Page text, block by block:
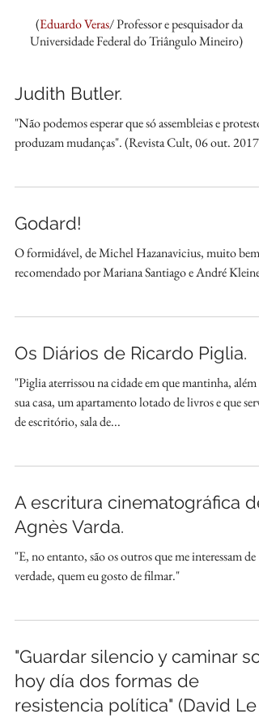
(Eduardo Veras/Professor e pesquisador da
Universidade Federal do Triângulo Mineiro)
Judith Butler.
"Não podemos esperar que só assembleias e protestos
produzam mudanças". (Revista Cult, 06 out. 2017)
Godard!
O formidável, de Michel Hazanavicius, muito bem
recomendado por Mariana Santiago e André
Os Diários de Ricardo Piglia.
"Piglia aterrissou na cidade em que mantinha, além
sua casa, um apartamento lotado de livros e que
de escritório, sala de...
A escritura cinematográfica de
Agnès Varda.
"E, no entanto, são os outros que me interessam de
verdade, quem eu gosto de filmar."
"Guardar silencio y caminar
hoy día dos formas de
resistencia política" (David Le